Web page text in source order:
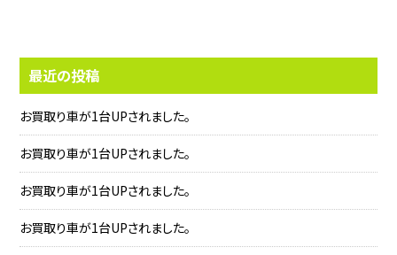
最近の投稿
お買取り車が1台UPされました。
お買取り車が1台UPされました。
お買取り車が1台UPされました。
お買取り車が1台UPされました。